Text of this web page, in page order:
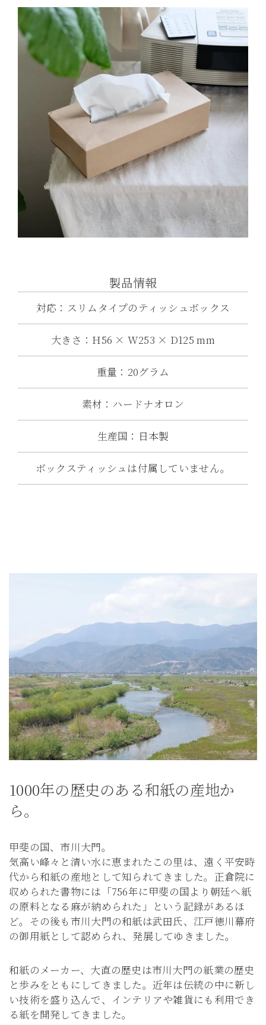
製品情報
対応：スリムタイプのティッシュボックス
大きさ：H56 × W253 × D125 mm
重量：20グラム
素材：ハードナオロン
生産国：日本製
ボックスティッシュは付属していません。
1000年の歴史のある和紙の産地か
ら。
甲斐の国、市川大門。
気高い峰々と清い水に恵まれたこの里は、遠く平安時
代から和紙の産地として知られてきました。正倉院に
収められた書物には「756年に甲斐の国より朝廷へ紙
の原料となる麻が納められた」という記録があるほ
ど。その後も市川大門の和紙は武田氏、江戸徳川幕府
の御用紙として認められ、発展してゆきました。
和紙のメーカー、大直の歴史は市川大門の紙業の歴史
と歩みをともにしてきました。近年は伝統の中に新し
い技術を盛り込んで、インテリアや雑貨にも利用でき
る紙を開発してきました。